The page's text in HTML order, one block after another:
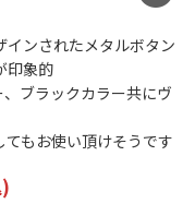
ンされたメタルボタン
印象的
ブラックカラー共にヴ
もお使い頂けそうです